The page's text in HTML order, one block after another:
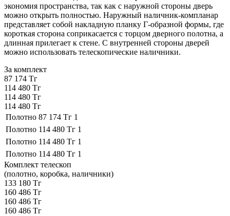
экономия пространства, так как с наружной стороны дверь
можно открыть полностью. Наружный наличник-компланар
представляет собой накладную планку Г-образной формы, где
короткая сторона соприкасается с торцом дверного полотна, а
длинная прилегает к стене. С внутренней стороны дверей
можно использовать телескопические наличники.
За комплект
87 174 Тг
114 480 Тг
114 480 Тг
114 480 Тг
Полотно 87 174 Тг 1
Полотно 114 480 Тг 1
Полотно 114 480 Тг 1
Полотно 114 480 Тг 1
Комплект телескоп
(полотно, коробка, наличники)
133 180 Тг
160 486 Тг
160 486 Тг
160 486 Тг